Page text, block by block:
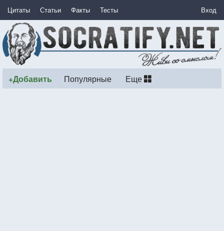
Цитаты Статьи Факты Тесты Вход
+Добавить Популярные Еще